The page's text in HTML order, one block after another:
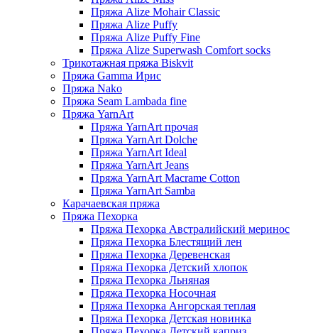
Пряжа Alize Mohair Classic
Пряжа Alize Puffy
Пряжа Alize Puffy Fine
Пряжа Alize Superwash Comfort socks
Трикотажная пряжа Biskvit
Пряжа Gamma Ирис
Пряжа Nako
Пряжа Seam Lambada fine
Пряжа YarnArt
Пряжа YarnArt прочая
Пряжа YarnArt Dolche
Пряжа YarnArt Ideal
Пряжа YarnArt Jeans
Пряжа YarnArt Macrame Cotton
Пряжа YarnArt Samba
Карачаевская пряжа
Пряжа Пехорка
Пряжа Пехорка Австралийский меринос
Пряжа Пехорка Блестящий лен
Пряжа Пехорка Деревенская
Пряжа Пехорка Детский хлопок
Пряжа Пехорка Льняная
Пряжа Пехорка Носочная
Пряжа Пехорка Ангорская теплая
Пряжа Пехорка Детская новинка